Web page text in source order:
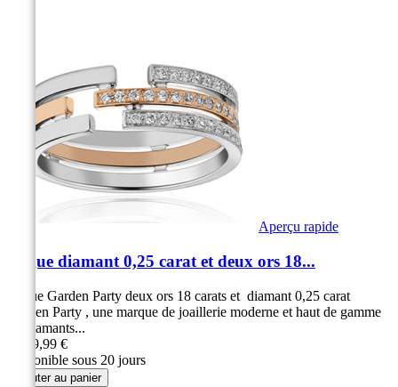
Aperçu rapide
Bague diamant 0,25 carat et deux ors 18...
Bague Garden Party deux ors 18 carats et diamant 0,25 carat
Garden Party , une marque de joaillerie moderne et haut de gamme
42 diamants...
2 299,99 €
Disponible sous 20 jours
Ajouter au panier